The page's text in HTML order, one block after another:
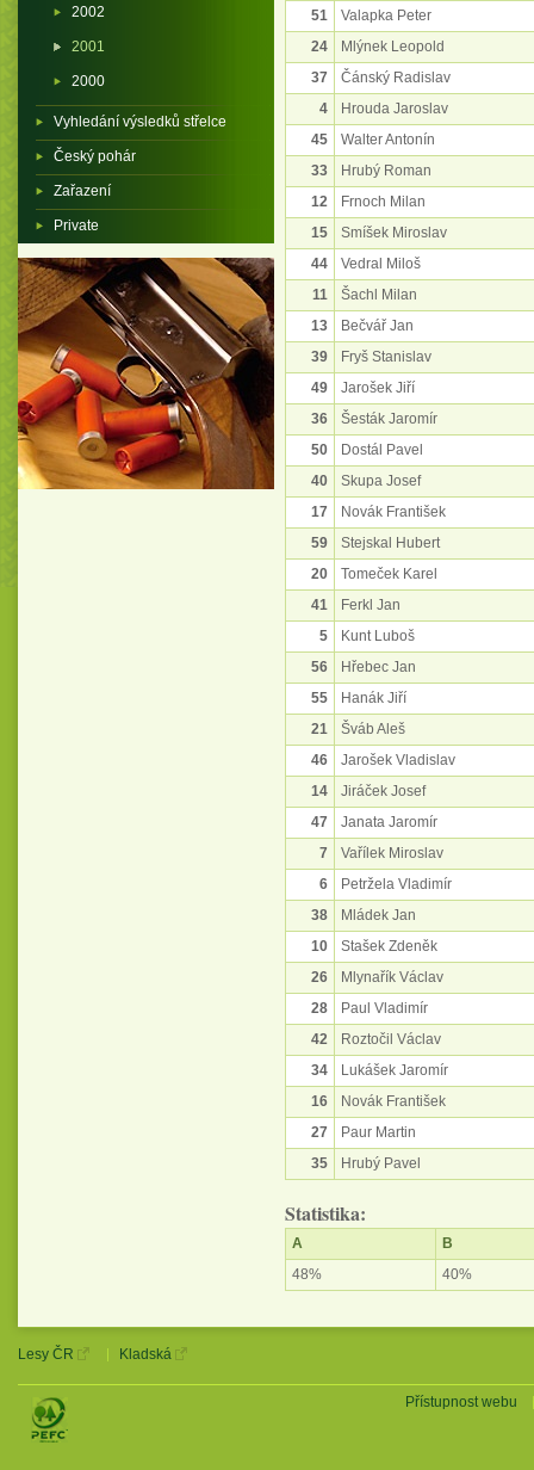
51
Valapka Peter
24
Mlýnek Leopold
37
Čánský Radislav
4
Hrouda Jaroslav
45
Walter Antonín
33
Hrubý Roman
12
Frnoch Milan
15
Smíšek Miroslav
44
Vedral Miloš
11
Šachl Milan
13
Bečvář Jan
39
Fryš Stanislav
49
Jarošek Jiří
36
Šesták Jaromír
50
Dostál Pavel
40
Skupa Josef
17
Novák František
59
Stejskal Hubert
20
Tomeček Karel
41
Ferkl Jan
5
Kunt Luboš
56
Hřebec Jan
55
Hanák Jiří
21
Šváb Aleš
46
Jarošek Vladislav
14
Jiráček Josef
47
Janata Jaromír
7
Vařílek Miroslav
6
Petržela Vladimír
38
Mládek Jan
10
Stašek Zdeněk
26
Mlynařík Václav
28
Paul Vladimír
42
Roztočil Václav
34
Lukášek Jaromír
16
Novák František
27
Paur Martin
35
Hrubý Pavel
Statistika:
A
B
48%
40%
2002
2001
2000
Vyhledání výsledků střelce
Český pohár
Zařazení
Private
Lesy ČR Kladská
Přístupnost webu